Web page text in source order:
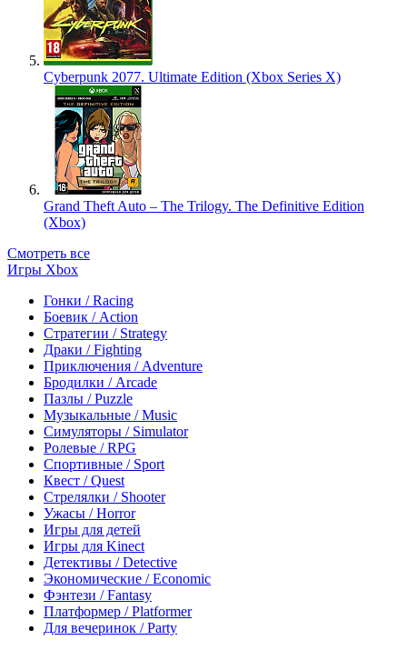
Cyberpunk 2077. Ultimate Edition (Xbox Series X)
Grand Theft Auto – The Trilogy. The Definitive Edition
(Xbox)
Смотреть все
Игры Xbox
Гонки / Racing
Боевик / Action
Стратегии / Strategy
Драки / Fighting
Приключения / Adventure
Бродилки / Arcade
Пазлы / Puzzle
Музыкальные / Music
Симуляторы / Simulator
Ролевые / RPG
Спортивные / Sport
Квест / Quest
Стрелялки / Shooter
Ужасы / Horror
Игры для детей
Игры для Kinect
Детективы / Detective
Экономические / Economic
Фэнтези / Fantasy
Платформер / Platformer
Для вечеринок / Party